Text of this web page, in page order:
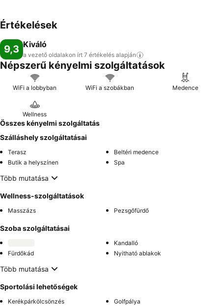
Értékelések
9,3 Kiváló
a vezető oldalakon írt 7 értékelés alapján
Népszerű kényelmi szolgáltatások
WiFi a lobbyban WiFi a szobákban Medence
Wellness
Összes kényelmi szolgáltatás
Szálláshely szolgáltatásai
Terasz
Beltéri medence
Butik a helyszínen
Spa
Több mutatása
Wellness-szolgáltatások
Masszázs Pezsgőfürdő
Szoba szolgáltatásai
Kandalló
Fürdőkád
Nyitható ablakok
Több mutatása
Sportolási lehetőségek
Kerékpárkölcsönzés
Golfpálya